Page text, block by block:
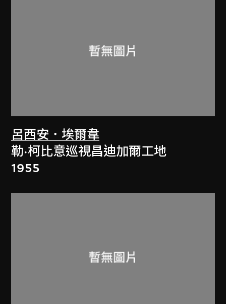
呂西安．埃爾韋
勒·柯比意巡視昌迪加爾工地
1955